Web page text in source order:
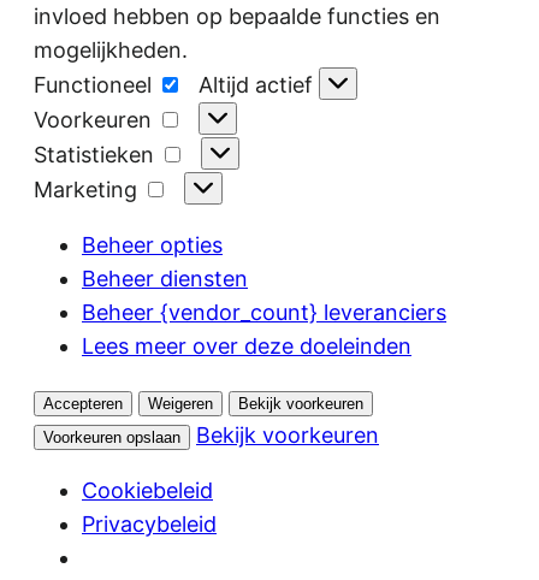
invloed hebben op bepaalde functies en
mogelijkheden.
Functioneel
Functioneel
Altijd actief
Voorkeuren
Voorkeuren
Statistieken
Statistieken
Marketing
Marketing
Beheer opties
Beheer diensten
Beheer {vendor_count} leveranciers
Lees meer over deze doeleinden
Accepteren Weigeren
Bekijk voorkeuren
Voorkeuren opslaan
Bekijk voorkeuren
Cookiebeleid
Privacybeleid